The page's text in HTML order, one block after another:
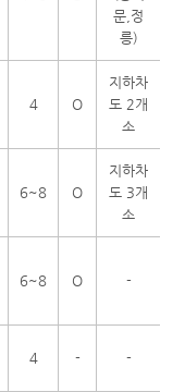
문,정
릉)
4 O
지하차
도 2개
소
6~8 O
지하차
도 3개
소
6~8 O -
4 - -